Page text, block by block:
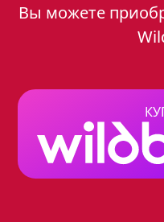
кухне
стильное и
вашей кухни.
в любой
элегантному
«ночь», а ее
Вы можете